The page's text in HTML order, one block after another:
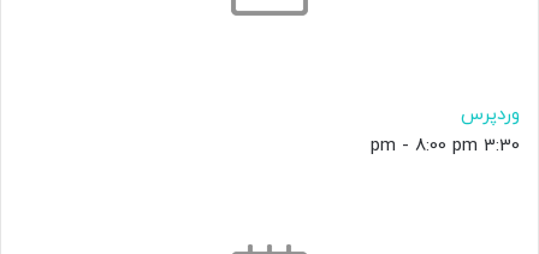
وردپرس
3:30 pm
- 8:00 pm